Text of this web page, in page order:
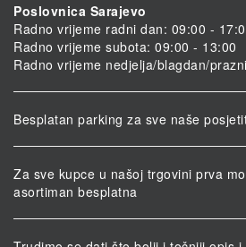
Poslovnica Sarajevo
Radno vrijeme radni dan: 09:00 -
Radno vrijeme subota: 09:00 - 13:00
Radno vrijeme nedjelja/blagdan/
Besplatan parking za sve naše
Za sve kupce u našoj trgovini prva
asortiman besplatna